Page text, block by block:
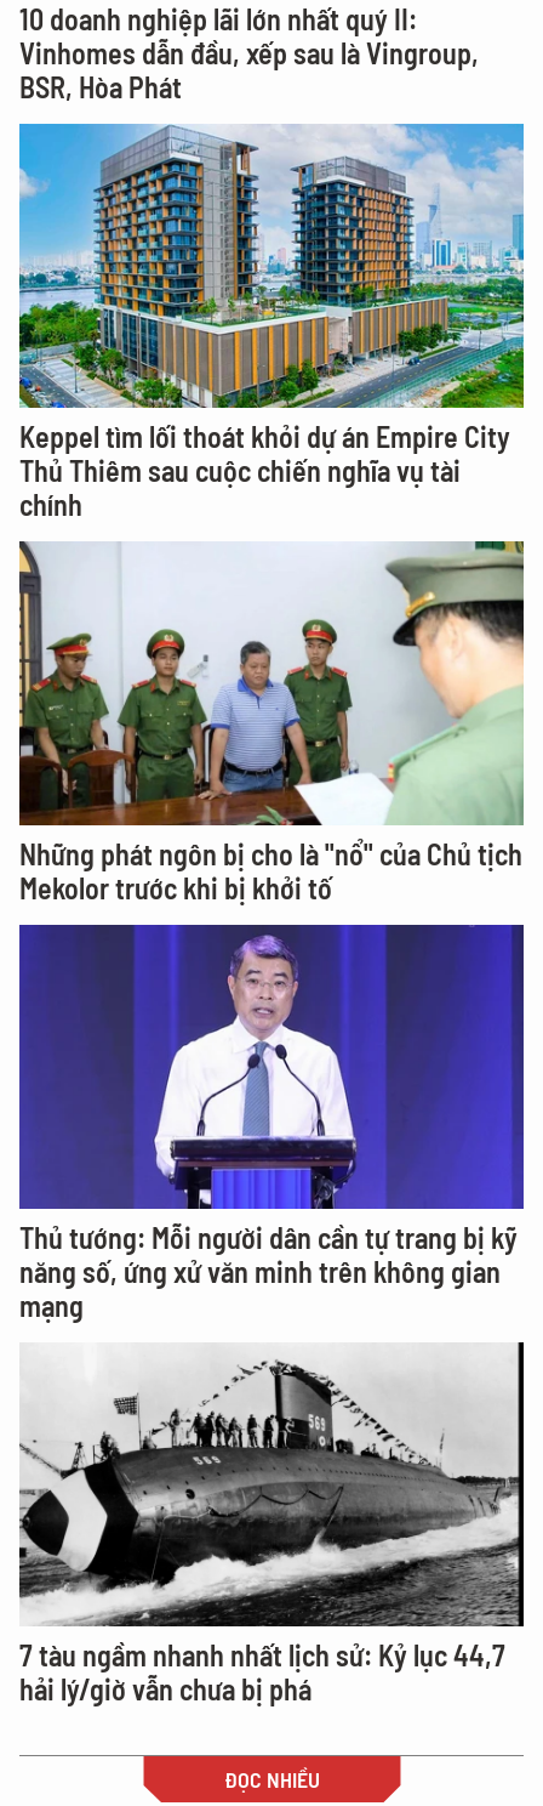
10 doanh nghiệp lãi lớn nhất quý II:
Vinhomes dẫn đầu, xếp sau là Vingroup,
BSR, Hòa Phát
Keppel tìm lối thoát khỏi dự án Empire City
Thủ Thiêm sau cuộc chiến nghĩa vụ tài
chính
Những phát ngôn bị cho là "nổ" của Chủ tịch
Mekolor trước khi bị khởi tố
Thủ tướng: Mỗi người dân cần tự trang bị kỹ
năng số, ứng xử văn minh trên không gian
mạng
7 tàu ngầm nhanh nhất lịch sử: Kỷ lục 44,7
hải lý/giờ vẫn chưa bị phá
ĐỌC NHIỀU